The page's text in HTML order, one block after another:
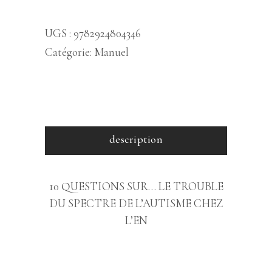
UGS : 9782924804346
Catégorie: Manuel
description
10 QUESTIONS SUR… LE TROUBLE
DU SPECTRE DE L’AUTISME CHEZ
L’EN